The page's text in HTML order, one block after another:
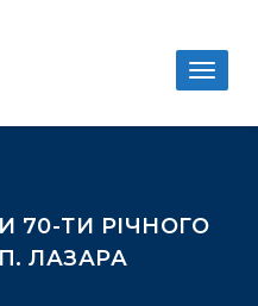
70-ТИ РІЧНОГО
ЛАЗАРА